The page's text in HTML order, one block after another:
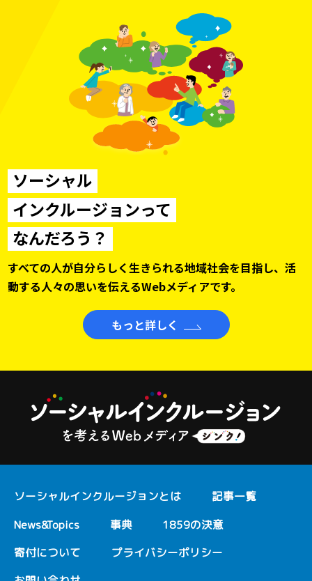
ソーシャル
インクルージョンって
なんだろう？
すべての人が自分らしく生きられる地域社会を目指し、活
動する人々の思いを伝えるWebメディアです。
もっと詳しく
ソーシャルインクルージョンとは
記事一覧
News&Topics
事典
1859の決意
寄付について
プライバシーポリシー